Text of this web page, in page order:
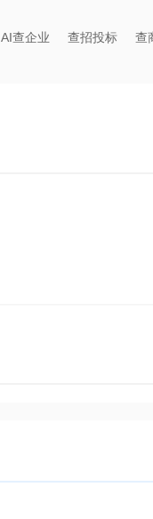
AI查企业 查招投标 查